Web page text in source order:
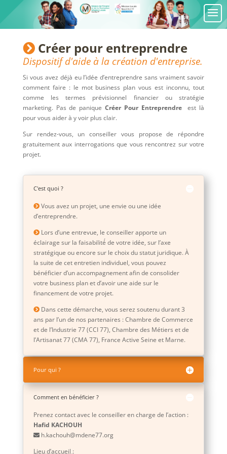
Créer pour entreprendre
Dispositif d'aide à la création d'entreprise.
Si vous avez déjà eu l’idée d’entreprendre sans vraiment savoir
comment faire : le mot business plan vous est inconnu, tout
comme les termes prévisionnel financier ou stratégie
marketing. Pas de paniqueCréer Pour Entreprendreest là
pour vous aider à y voir plus clair.
Sur rendez-vous, un conseiller vous propose de répondre
gratuitement aux interrogations que vous rencontrez sur votre
projet.
C'est quoi ?
Vous avez un projet, une envie ou une idée
d’entreprendre.
Lors d’une entrevue, le conseiller apporte un
éclairage sur la faisabilité́ de votre idée, sur l’axe
stratégique ou encore sur le choix du statut juridique. À
la suite de cet entretien individuel, vous pouvez
bénéficier d’un accompagnement afin de consolider
votre business plan et d’avoir une aide sur le
financement de votre projet.
Dans cette démarche, vous serez soutenu durant 3
ans par l’un de nos partenaires : Chambre de Commerce
et de l’Industrie 77 (CCI 77), Chambre des Métiers et de
l’Artisanat 77 (CMA 77), France Active Seine et Marne.
Pour qui ?
Comment en bénéficier ?
Prenez contact avec le conseiller en charge de l’action :
Hafid KACHOUH
h.kachouh@mdene77.org
Lieu d’accueil :